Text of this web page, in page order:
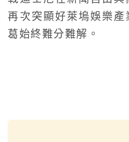
再次突顯好萊塢娛樂產
葛始終難分難解。